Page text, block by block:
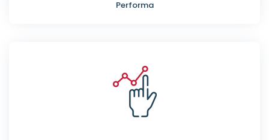
Performa